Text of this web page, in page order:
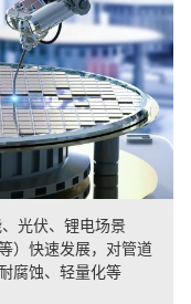
光伏、锂电场景
）快速发展，对管道
腐蚀、轻量化等